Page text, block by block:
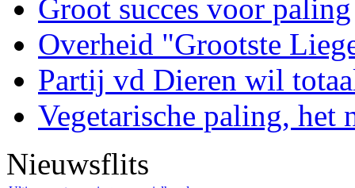
Groot succes voor paling
Overheid "Grootste
Partij vd Dieren wil
Vegetarische paling, het
Nieuwsflits